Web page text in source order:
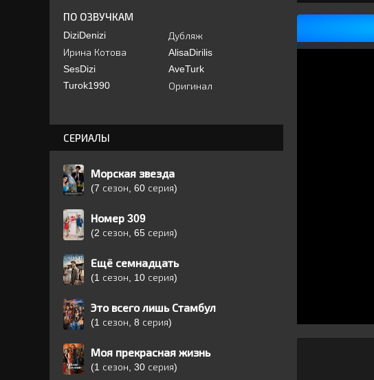
ПО ОЗВУЧКАМ
DiziDenizi
Ирина Котова
SesDizi
Turok1990
Дубляж
AlisaDirilis
AveTurk
Оригинал
СЕРИАЛЫ
Морская звезда
(7 сезон, 60 серия)
Номер 309
(2 сезон, 65 серия)
Ещё семнадцать
(1 сезон, 10 серия)
Это всего лишь Стамбул
(1 сезон, 8 серия)
Моя прекрасная жизнь
(1 сезон, 30 серия)